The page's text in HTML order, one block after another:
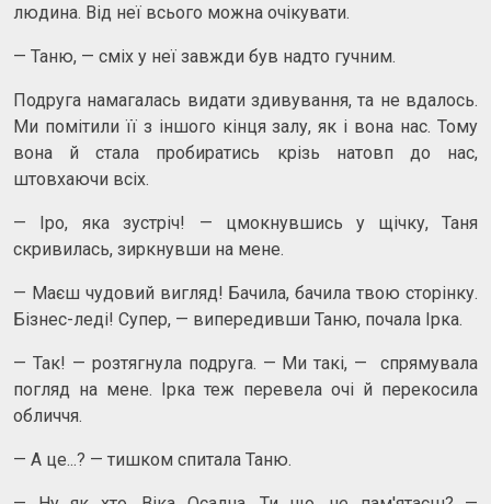
людина. Від неї всього можна очікувати.
— Таню, — сміх у неї завжди був надто гучним.
Подруга намагалась видати здивування, та не вдалось.
Ми помітили її з іншого кінця залу, як і вона нас. Тому
вона й стала пробиратись крізь натовп до нас,
штовхаючи всіх.
— Іро, яка зустріч! — цмокнувшись у щічку, Таня
скривилась, зиркнувши на мене.
— Маєш чудовий вигляд! Бачила, бачила твою сторінку.
Бізнес-леді! Супер, — випередивши Таню, почала Ірка.
— Так! — розтягнула подруга. — Ми такі, — спрямувала
погляд на мене. Ірка теж перевела очі й перекосила
обличчя.
— А це...? — тишком спитала Таню.